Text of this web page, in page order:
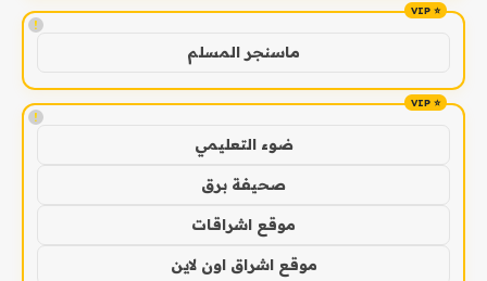
!
ماسنجر المسلم
!
ضوء التعليمي
صحيفة برق
موقع اشراقات
موقع اشراق اون لاين